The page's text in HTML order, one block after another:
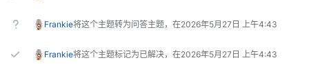
Frankie将这个主题转为问答主题，在2026年5月27日 上午4:43
Frankie将这个主题标记为已解决，在2026年5月27日 上午4:43